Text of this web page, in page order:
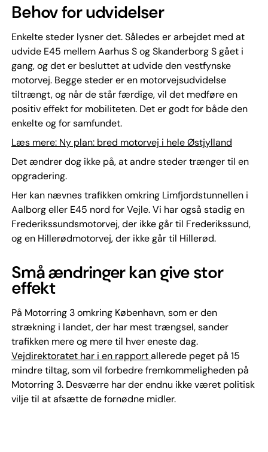
Behov for udvidelser
Enkelte steder lysner det. Således er arbejdet med at
udvide E45 mellem Aarhus S og Skanderborg S gået i
gang, og det er besluttet at udvide den vestfynske
motorvej. Begge steder er en motorvejsudvidelse
tiltrængt, og når de står færdige, vil det medføre en
positiv effekt for mobiliteten. Det er godt for både den
enkelte og for samfundet.
Læs mere: Ny plan: bred motorvej i hele Østjylland
Det ændrer dog ikke på, at andre steder trænger til en
opgradering.
Her kan nævnes trafikken omkring Limfjordstunnellen i
Aalborg eller E45 nord for Vejle. Vi har også stadig en
Frederikssundsmotorvej, der ikke går til Frederikssund,
og en Hillerødmotorvej, der ikke går til Hillerød.
Små ændringer kan give stor
effekt
På Motorring 3 omkring København, som er den
strækning i landet, der har mest trængsel, sander
trafikken mere og mere til hver eneste dag.
Vejdirektoratet har i en rapportallerede peget på 15
mindre tiltag, som vil forbedre fremkommeligheden på
Motorring 3. Desværre har der endnu ikke været politisk
vilje til at afsætte de fornødne midler.